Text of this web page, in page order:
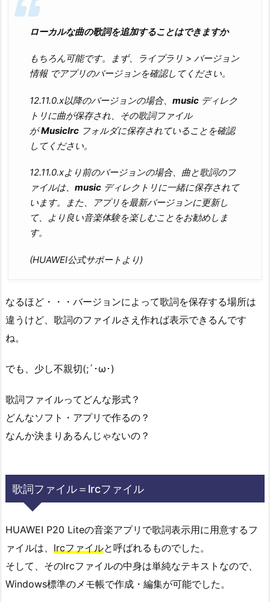
ローカルな曲の歌詞を追加することはできますか
もちろん可能です。まず、 ライブラリ > バージョン
情報でアプリのバージョンを確認してください。
12.11.0.x以降のバージョンの場合、 music ディレク
トリに曲が保存され、その歌詞ファイル
がMusiclrc フォルダに保存されていることを確認
してください。
12.11.0.xより前のバージョンの場合、曲と歌詞のフ
ァイルは、 music ディレクトリに一緒に保存されて
います。また、アプリを最新バージョンに更新し
て、より良い音楽体験を楽しむことをお勧めしま
す。
(HUAWEI公式サポートより)
なるほど・・・バージョンによって歌詞を保存する場所は
違うけど、歌詞のファイルさえ作れば表示できるんです
ね。
でも、少し不親切(;´･ω･)
歌詞ファイルってどんな形式？
どんなソフト・アプリで作るの？
なんか決まりあるんじゃないの？
歌詞ファイル＝lrcファイル
HUAWEI P20 Liteの音楽アプリで歌詞表示用に用意するフ
ァイルは、 lrcファイルと呼ばれるものでした。
そして、そのlrcファイルの中身は単純なテキストなので、
Windows標準のメモ帳で作成・編集が可能でした。